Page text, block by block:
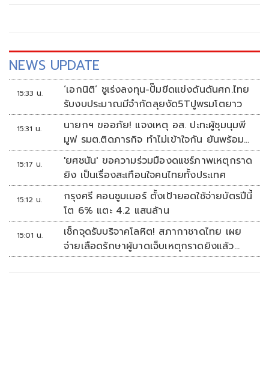
NEWS UPDATE
15:33 น.
‘เอกนิติ’ ชูเร่งลงทุน-ปั๊มขีดแข่งดันดันศก.ไทย
รับงบประมาณมีจำกัดลุยงัด5Tปูพรมโตยาว
15:31 น.
นายกฯ ขออภัย! แจงเหตุ อส. ปะทะผู้ชุมนุมพี
มูฟ รมต.ติดภารกิจ ทำไม่เข้าใจกัน ยันพร้อม
คุยหาทางออก
15:17 น.
'ยศชนัน' ขอความร่วมมืองดแชร์ภาพเหตุกราด
ยิง เป็นเรื่องสะเทือนใจคนไทยทั้งประเทศ
15:12 น.
กรุงศรี คอนซูมเมอร์ ตั้งเป้ายอดใช้จ่ายบัตรปีนี้
โต 6% แตะ 4.2 แสนล้าน
15:01 น.
เช็กจุดรับบริจาคโลหิต! สภากาชาดไทย เผย
จ่ายเลือดรักษาผู้บาดเจ็บเหตุกราดยิงแล้ว
148 ยูนิต